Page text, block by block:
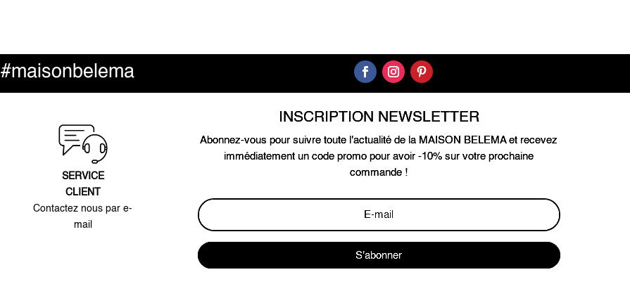
#maisonbelema
SERVICE
CLIENT
Contactez nous par e-
mail
INSCRIPTION NEWSLETTER
Abonnez-vous pour suivre toute l'actualité de la MAISON BELEMA et recevez
immédiatement un code promo pour avoir -10% sur votre prochaine
commande !
S'abonner